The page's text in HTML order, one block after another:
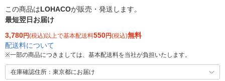
この商品はLOHACOが販売・発送します。
最短翌日お届け
3,780円(税込)以上で基本配送料550円(税込)無料
配送料について
※一部の商品につきましては、基本配送料を当社が負担いたします。
在庫確認住所：東京都にお届け